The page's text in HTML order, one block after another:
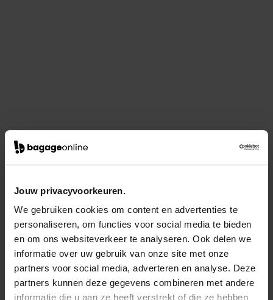
Jouw privacyvoorkeuren.
We gebruiken cookies om content en advertenties te
personaliseren, om functies voor social media te bieden
en om ons websiteverkeer te analyseren. Ook delen we
informatie over uw gebruik van onze site met onze
partners voor social media, adverteren en analyse. Deze
partners kunnen deze gegevens combineren met andere
informatie die u aan ze heeft verstrekt of die ze hebben